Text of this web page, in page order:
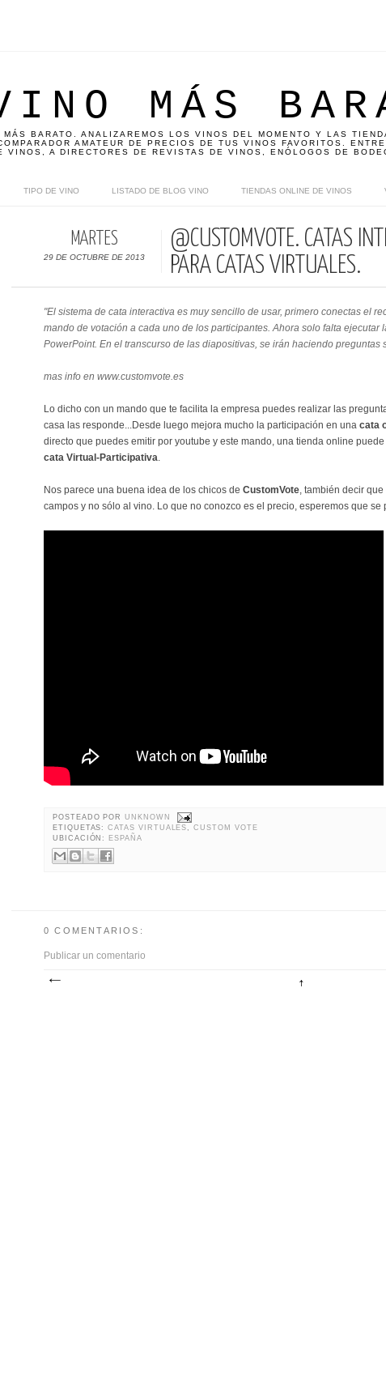
MÁS
BARATO. ANALIZAREMOS LOS VINOS DEL MOMENTO Y LAS
AMATEUR DE PRECIOS DE TUS VINOS FAVORITOS.
VINOS, A DIRECTORES DE REVISTAS DE VINOS, ENÓLOGOS DE
TIPO DE VINO LISTADO DE BLOG VINO TIENDAS ONLINE DE VINOS
MARTES
29 DE OCTUBRE DE 2013
@CUSTOMVOTE. CATAS
PARA CATAS VIRTUALES.
"El sistema de cata interactiva es muy sencillo de usar, primero conectas el
mando de votación a cada uno de los participantes. Ahora solo falta ejecutar
PowerPoint. En el transcurso de las diapositivas, se irán haciendo preguntas
mas info en www.customvote.es
Lo dicho con un mando que te facilita la empresa puedes realizar las
casa las responde...Desde luego mejora mucho la participación en una cata
directo que puedes emitir por youtube y este mando, una tienda online
cata Virtual-Participativa.
Nos parece una buena idea de los chicos de CustomVote, también decir
campos y no sólo al vino. Lo que no conozco es el precio, esperemos que se
POSTEADO PORUNKNOWN
ETIQUETAS:CATAS VIRTUALES,CUSTOM VOTE
UBICACIÓN: ESPAÑA
0 COMENTARIOS:
Publicar un comentario